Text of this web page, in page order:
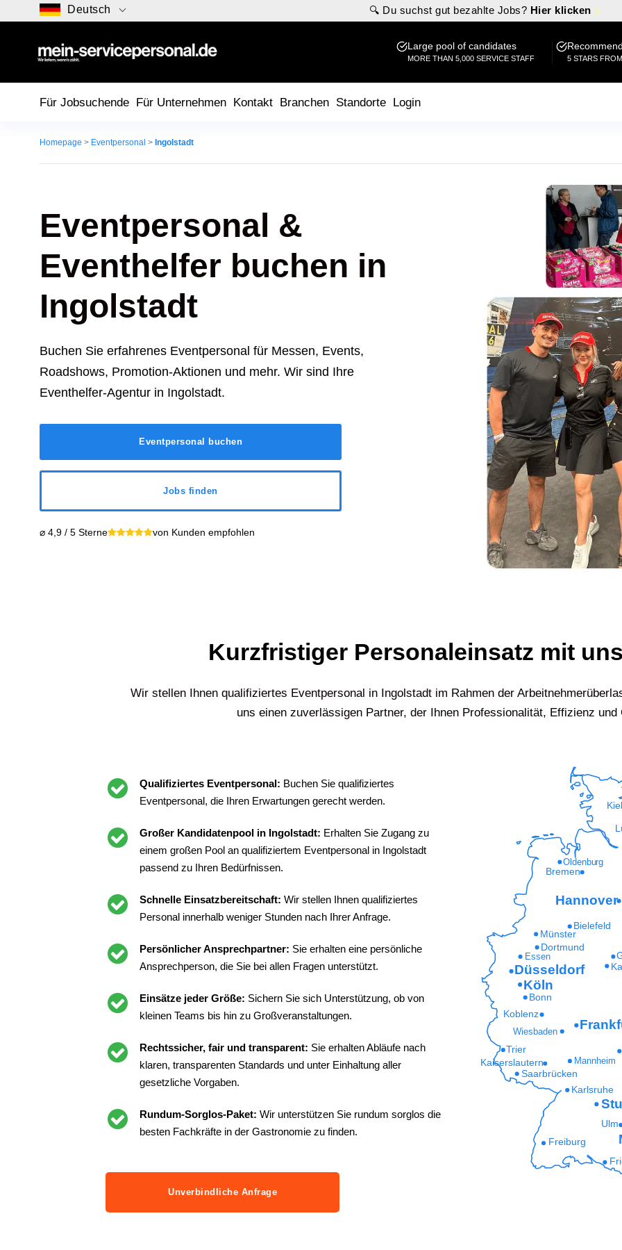
Deutsch 🔍 Du suchst gut bezahlte Jobs? Hier klicken
Large pool of candidates
MORE THAN 5,000 SERVICE STAFF 5 STARS
Für Jobsuchende Für Unternehmen Kontakt Branchen Standorte Login
Homepage > Eventpersonal > Ingolstadt
Eventpersonal &
Eventhelfer buchen in
Ingolstadt
Buchen Sie erfahrenes Eventpersonal für Messen, Events,
Roadshows, Promotion-Aktionen und mehr. Wir sind Ihre
Eventhelfer-Agentur in Ingolstadt.
Eventpersonal buchen
Jobs finden
⌀ 4,9 / 5 Sterne von Kunden empfohlen
Kurzfristiger Personaleinsatz mit
Wir stellen Ihnen qualifiziertes Eventpersonal in Ingolstadtim Rahmen der
uns einen zuverlässigen Partner, der Ihnen Professionalität, Effizienz und
Qualifiziertes Eventpersonal: Buchen Sie qualifiziertes
Eventpersonal, die Ihren Erwartungen gerecht werden.
Großer Kandidatenpool in Ingolstadt: Erhalten Sie Zugang zu
einem großen Pool an qualifiziertem Eventpersonal in Ingolstadt
passend zu Ihren Bedürfnissen.
Schnelle Einsatzbereitschaft: Wir stellen Ihnen qualifiziertes
Personal innerhalb weniger Stunden nach Ihrer Anfrage.
Persönlicher Ansprechpartner: Sie erhalten eine persönliche
Ansprechperson, die Sie bei allen Fragen unterstützt.
Einsätze jeder Größe: Sichern Sie sich Unterstützung, ob von
kleinen Teams bis hin zu Großveranstaltungen.
Rechtssicher, fair und transparent: Sie erhalten Abläufe nach
klaren, transparenten Standards und unter Einhaltung aller
gesetzliche Vorgaben.
Rundum-Sorglos-Paket: Wir unterstützen Sie rundum sorglos die
besten Fachkräfte in der Gastronomie zu finden.
Unverbindliche Anfrage
Freiburg
Ulm
Karlsruhe
Saarbrücken
Kaiserslautern Mannheim
Trier
Wiesbaden
Koblenz
Bonn
Essen
Dortmund
Münster
Bielefeld
Oldenburg
Kiel
Köln
Düsseldorf
Hannover
Bremen